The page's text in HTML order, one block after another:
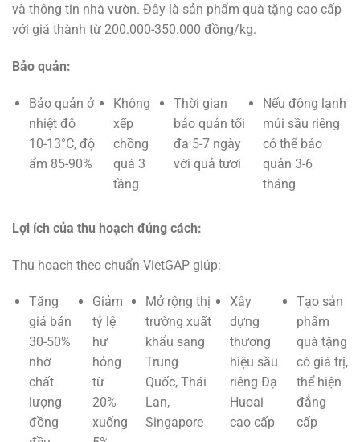
và thông tin nhà vườn. Đây là sản phẩm quà tặng cao cấp
với giá thành từ 200.000-350.000 đồng/kg.
Bảo quản:
Bảo quản ở
nhiệt độ
10-13°C, độ
ẩm 85-90%
Không
xếp
chồng
quá 3
tầng
Thời gian
bảo quản tối
đa 5-7 ngày
với quả tươi
Nếu đông lạnh
múi sầu riêng
có thể bảo
quản 3-6
tháng
Lợi ích của thu hoạch đúng cách:
Thu hoạch theo chuẩn VietGAP giúp:
Tăng
giá bán
30-50%
nhờ
chất
lượng
đồng
Giảm
tỷ lệ
hư
hỏng
từ
20%
xuống
Mở rộng thị
trường xuất
khẩu sang
Trung
Quốc, Thái
Lan,
Singapore
Xây
dựng
thương
hiệu sầu
riêng Đạ
Huoai
cao cấp
Tạo sản
phẩm
quà tặng
có giá trị,
thể hiện
đẳng
cấp